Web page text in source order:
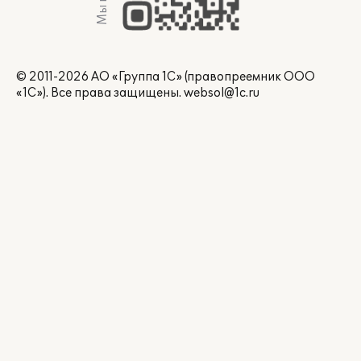
© 2011-2026 АО «Группа 1С» (правопреемник ООО
«1С»). Все права защищены. websol@1c.ru